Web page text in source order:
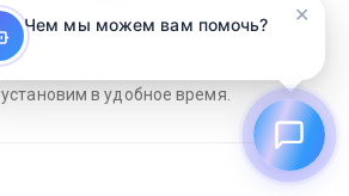
ДОСТАВКА И МОНТАЖ
и профессионально
установим в удобное время.
✕
Чем мы можем вам помочь?